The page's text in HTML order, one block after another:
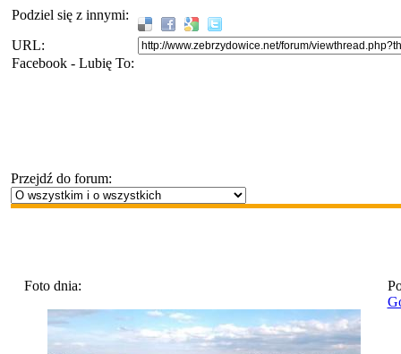
Podziel się z innymi:
URL:
Facebook - Lubię To:
Przejdź do forum:
Foto dnia: